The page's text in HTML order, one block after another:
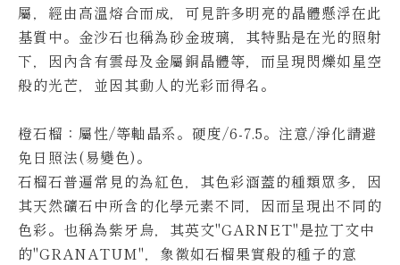
屬，經由高溫熔合而成，可見許多明亮的晶體懸浮在此
基質中。 金沙石也稱為砂金玻璃，其特點是在光的照射
下，因內含有雲母及金屬銅晶體等，而呈現閃爍如星空
般的光芒，並因其動人的光彩而得名。
橙石榴：屬性/等軸晶系。硬度/6-7.5。 注意/淨化請避
免日照法(易變色)。
石榴石普遍常見的為紅色，其色彩涵蓋的種類眾多，因
其天然礦石中所含的化學元素不同，因而呈現出不同的
色彩。 也稱為紫牙烏，其英文"GARNET"是拉丁文中
的"GRANATUM"，象徵如石榴果實般的種子的意